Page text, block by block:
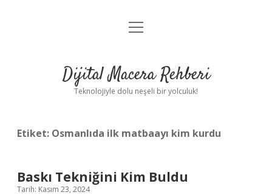
Anasayfa
Yasal Uyarı
menüyü
Dijital Macera Rehberi
Teknolojiyle dolu neşeli bir yolculuk!
Etiket: Osmanlıda ilk matbaayı kim kurdu
Baskı Tekniğini Kim Buldu
Tarih: Kasım 23, 2024